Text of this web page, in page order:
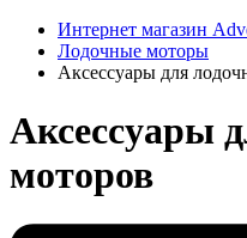
Интернет магазин
Лодочные моторы
Аксессуары для
Аксессуары
моторов